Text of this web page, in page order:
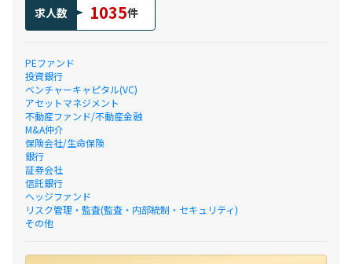
求人数 1035件
PEファンド
投資銀行
ベンチャーキャピタル(VC)
アセットマネジメント
不動産ファンド/不動産金融
M&A仲介
保険会社/生命保険
銀行
証券会社
信託銀行
ヘッジファンド
リスク管理・監査(監査・内部統制・セキュリティ)
その他